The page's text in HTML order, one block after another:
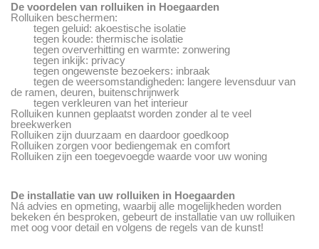
De voordelen van rolluiken in Hoegaarden
Rolluiken beschermen:
tegen geluid: akoestische isolatie
tegen koude: thermische isolatie
tegen oververhitting en warmte: zonwering
tegen inkijk: privacy
tegen ongewenste bezoekers: inbraak
tegen de weersomstandigheden: langere levensduur van
de ramen, deuren, buitenschrijnwerk
tegen verkleuren van het interieur
Rolluiken kunnen geplaatst worden zonder al te veel
breekwerken
Rolluiken zijn duurzaam en daardoor goedkoop
Rolluiken zorgen voor bediengemak en comfort
Rolluiken zijn een toegevoegde waarde voor uw woning
De installatie van uw rolluiken in Hoegaarden
Ná advies en opmeting, waarbij alle mogelijkheden worden
bekeken én besproken, gebeurt de installatie van uw rolluiken
met oog voor detail en volgens de regels van de kunst!